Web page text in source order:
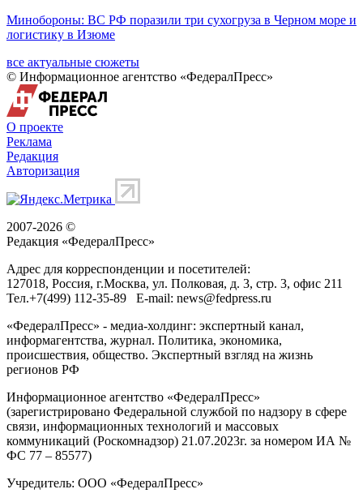
Минобороны: ВС РФ поразили три сухогруза в Черном море и
логистику в Изюме
все актуальные сюжеты
© Информационное агентство «ФедералПресс»
О проекте
Реклама
Редакция
Авторизация
2007-2026 ©
Редакция «ФедералПресс»
Адрес для корреспонденции и посетителей:
127018, Россия, г.Москва, ул. Полковая, д. 3, стр. 3, офис 211
Тел.+7(499) 112-35-89 E-mail: news@fedpress.ru
«ФедералПресс» - медиа-холдинг: экспертный канал,
информагентства, журнал. Политика, экономика,
происшествия, общество. Экспертный взгляд на жизнь
регионов РФ
Информационное агентство «ФедералПресс»
(зарегистрировано Федеральной службой по надзору в сфере
связи, информационных технологий и массовых
коммуникаций (Роскомнадзор) 21.07.2023г. за номером ИА №
ФС 77 – 85577)
Учредитель: ООО «ФедералПресс»